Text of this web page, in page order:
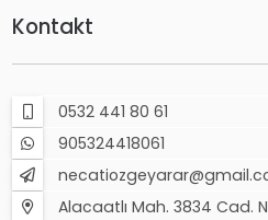
Kontakt
0532 441 80 61
905324418061
Alacaatlı Mah. 3834 Cad.